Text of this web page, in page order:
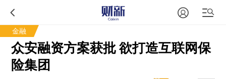
金融
众安融资方案获批 欲打造互联网保
险集团